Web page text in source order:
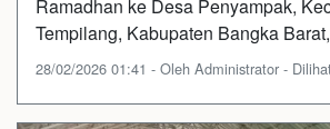
Ramadhan ke Desa Penyampak,
Tempilang, Kabupaten Bangka
28/02/2026 01:41 - Oleh Administrator -